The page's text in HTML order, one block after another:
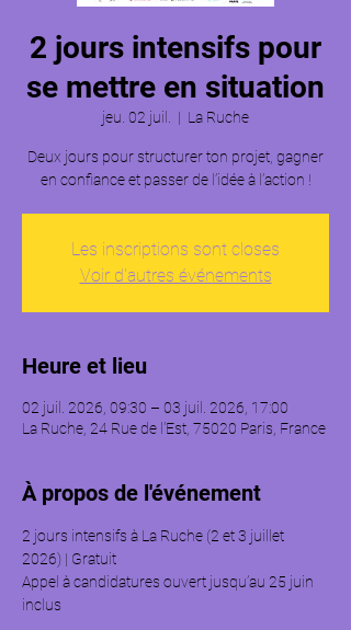
2 jours intensifs pour
se mettre en situation
jeu. 02 juil.
  |
La Ruche
Deux jours pour structurer ton projet, gagner
en confiance et passer de l’idée à l’action !
Les inscriptions sont closes
Voir d'autres événements
Heure et lieu
02 juil. 2026, 09:30 – 03 juil. 2026, 17:00
La Ruche, 24 Rue de l'Est, 75020 Paris, France
À propos de l'événement
2 jours intensifs à La Ruche (2 et 3 juillet
2026) | Gratuit
Appel à candidatures ouvert jusqu’au 25 juin
inclus